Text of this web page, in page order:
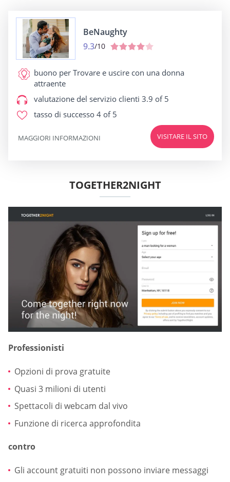
BeNaughty
9.3/10
buono per Trovare e uscire con una donna
attraente
valutazione del servizio clienti 3.9 of 5
tasso di successo 4 of 5
VISITARE IL SITO
MAGGIORI INFORMAZIONI
TOGETHER2NIGHT
Professionisti
Opzioni di prova gratuite
Quasi 3 milioni di utenti
Spettacoli di webcam dal vivo
Funzione di ricerca approfondita
contro
Gli account gratuiti non possono inviare messaggi